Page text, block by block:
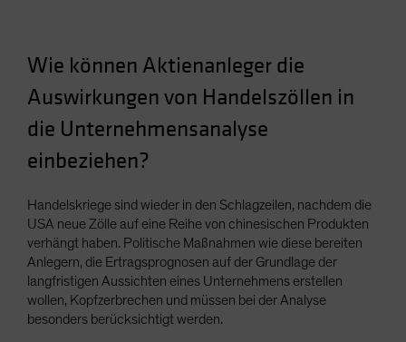
Other Asia-Pacific
Poland
Portugal
Singapore
Spain
Sweden
Switzerland
Taiwan - 台灣
UK
Wie können Aktienanleger die
Auswirkungen von Handelszöllen in
die Unternehmensanalyse
einbeziehen?
Handelskriege sind wieder in den Schlagzeilen, nachdem die
USA neue Zölle auf eine Reihe von chinesischen Produkten
verhängt haben. Politische Maßnahmen wie diese bereiten
Anlegern, die Ertragsprognosen auf der Grundlage der
langfristigen Aussichten eines Unternehmens erstellen
wollen, Kopfzerbrechen und müssen bei der Analyse
besonders berücksichtigt werden.